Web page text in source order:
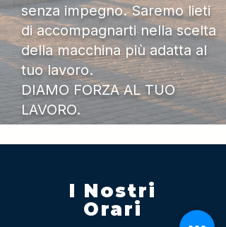
senza impegno. Saremo lieti
di accompagnarti nella scelta
della macchina più adatta al
tuo lavoro.
DIAMO FORZA AL TUO
LAVORO.
I Nostri
Orari